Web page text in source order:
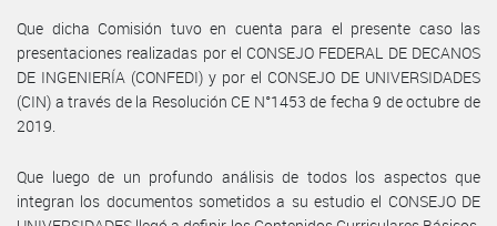
Que dicha Comisión tuvo en cuenta para el presente caso las
presentaciones realizadas por el CONSEJO FEDERAL DE DECANOS
DE INGENIERÍA (CONFEDI) y por el CONSEJO DE UNIVERSIDADES
(CIN) a través de la Resolución CE N°1453 de fecha 9 de octubre de
2019.
Que luego de un profundo análisis de todos los aspectos que
integran los documentos sometidos a su estudio el CONSEJO DE